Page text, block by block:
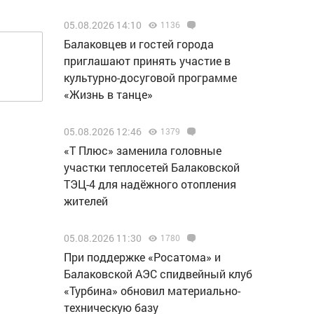
05.08.2026 14:10 1136
Балаковцев и гостей города
приглашают принять участие в
культурно-досуговой программе
«Жизнь в танце»
05.08.2026 12:46 1379
«Т Плюс» заменила головные
участки теплосетей Балаковской
ТЭЦ-4 для надёжного отопления
жителей
05.08.2026 11:30 1780
При поддержке «Росатома» и
Балаковской АЭС спидвейный клуб
«Турбина» обновил материально-
техническую базу